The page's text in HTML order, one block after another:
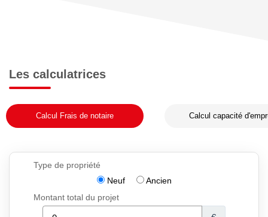
Les calculatrices
Calcul Frais de notaire Calcul capacité